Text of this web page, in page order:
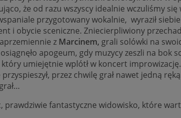
że od razu wszyscy idealnie wczuliśmy
przygotowany wokalnie, wyraził
i obycie sceniczne. Zniecierpliwiony
z Marcinem, grali solówki na
apogeum, gdy muzycy zeszli na bok
umiejętnie wplótł w koncert
przyspieszył, przez chwilę grał nawet jedną
prawdziwie fantastyczne widowisko, które